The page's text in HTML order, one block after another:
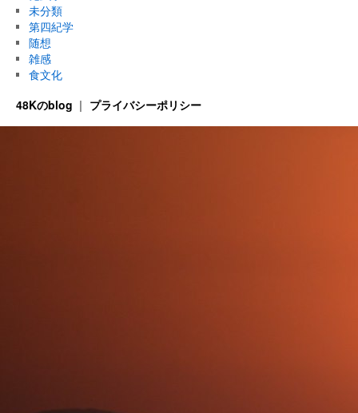
未分類
第四紀学
随想
雑感
食文化
48Kのblog プライバシーポリシー